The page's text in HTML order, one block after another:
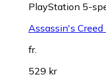
PlayStation 5-
Assassin's Creed
fr.
529 kr